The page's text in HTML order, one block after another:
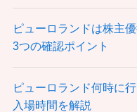
ピューロランドは株主
3つの確認ポイント
ピューロランド何時に
入場時間を解説